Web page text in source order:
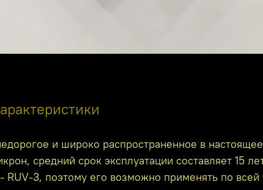
и широко распространенное в
средний срок эксплуатации составляет 15
RUV-3, поэтому его возможно применять по